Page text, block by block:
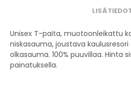
Unisex T-paita, muotoonleikattu
niskasauma, joustava
olkasauma. 100% puuvillaa. Hinta
painatuksella.